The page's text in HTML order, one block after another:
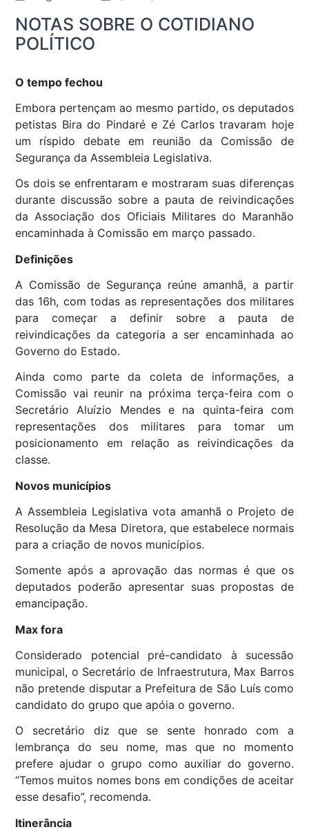
NOTAS SOBRE O COTIDIANO
POLÍTICO
O tempo fechou
Embora pertençam ao mesmo partido, os deputados
petistas Bira do Pindaré e Zé Carlos travaram hoje
um ríspido debate em reunião da Comissão de
Segurança da Assembleia Legislativa.
Os dois se enfrentaram e mostraram suas diferenças
durante discussão sobre a pauta de reivindicações
da Associação dos Oficiais Militares do Maranhão
encaminhada à Comissão em março passado.
Definições
A Comissão de Segurança reúne amanhã, a partir
das 16h, com todas as representações dos militares
para começar a definir sobre a pauta de
reivindicações da categoria a ser encaminhada ao
Governo do Estado.
Ainda como parte da coleta de informações, a
Comissão vai reunir na próxima terça-feira com o
Secretário Aluízio Mendes e na quinta-feira com
representações dos militares para tomar um
posicionamento em relação as reivindicações da
classe.
Novos municípios
A Assembleia Legislativa vota amanhã o Projeto de
Resolução da Mesa Diretora, que estabelece normais
para a criação de novos municípios.
Somente após a aprovação das normas é que os
deputados poderão apresentar suas propostas de
emancipação.
Max fora
Considerado potencial pré-candidato à sucessão
municipal, o Secretário de Infraestrutura, Max Barros
não pretende disputar a Prefeitura de São Luís como
candidato do grupo que apóia o governo.
O secretário diz que se sente honrado com a
lembrança do seu nome, mas que no momento
prefere ajudar o grupo como auxiliar do governo.
“Temos muitos nomes bons em condições de aceitar
esse desafio”, recomenda.
Itinerância